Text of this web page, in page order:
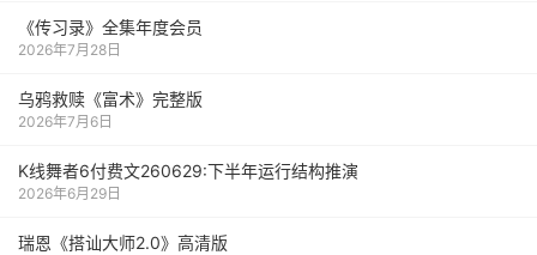
《传习录》全集年度会员
2026年7月28日
乌鸦救赎《富术》完整版
2026年7月6日
K线舞者6付费文260629:下半年运行结构推演
2026年6月29日
瑞恩《搭讪大师2.0》高清版